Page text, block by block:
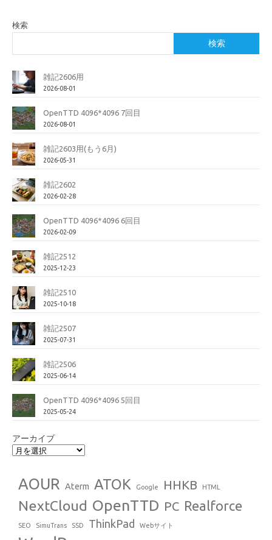
検索
検索
雑記2606用
2026-08-01
OpenTTD 4096*4096 7回目
2026-08-01
雑記2603用(もう6月)
2026-05-31
雑記2602
2026-02-28
OpenTTD 4096*4096 6回目
2026-02-09
雑記2512
2025-12-23
雑記2510
2025-10-18
雑記2507
2025-07-31
雑記2506
2025-06-14
OpenTTD 4096*4096 5回目
2025-05-24
アーカイブ
AOUR Aterm ATOK Google HHKB HTML
NextCloud OpenTTD PC Realforce
SEO SimuTrans SSD ThinkPad Webサイト